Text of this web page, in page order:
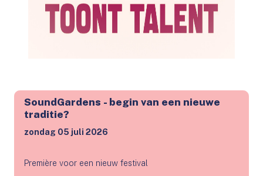
SoundGardens - begin van een nieuwe
traditie?
zondag 05 juli 2026
Première voor een nieuw festival